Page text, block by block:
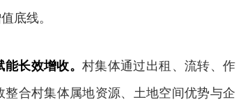
底线。
长效增收。 村集体通过出租、流转、作
合村集体属地资源、土地空间优势与企